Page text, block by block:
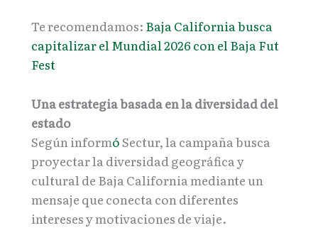
Te recomendamos: Baja California busca
capitalizar el Mundial 2026 con el Baja Fut
Fest
Una estrategia basada en la diversidad del
estado
Según informóSectur, la campaña busca
proyectar la diversidad geográfica y
cultural de Baja California mediante un
mensaje que conecta con diferentes
intereses y motivaciones de viaje.